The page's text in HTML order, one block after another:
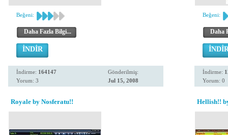
Beğeni:
Daha Fazla Bilgi...
İNDİR
İndirme: 164147
Yorum: 3
Gönderilmiş:
Jul 15, 2008
Beğeni:
Daha
İndirme:
Yorum: 0
Royale by Nosferatu!! Hellish!!